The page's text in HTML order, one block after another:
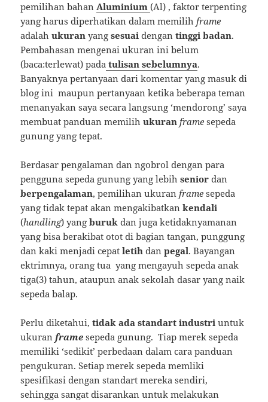
pemilihan bahanAluminium(Al) , faktor terpenting
yang harus diperhatikan dalam memilihframe
adalahukuranyangsesuaidengantinggi badan.
Pembahasan mengenai ukuran ini belum
(baca:terlewat) pada tulisan sebelumnya.
Banyaknya pertanyaan dari komentar yang masuk di
blog ini maupun pertanyaan ketika beberapa teman
menanyakan saya secara langsung ‘mendorong’ saya
membuat panduan memilihukuranframesepeda
gunung yang tepat.
Berdasar pengalaman dan ngobrol dengan para
pengguna sepeda gunung yang lebihseniordan
berpengalaman, pemilihan ukuranframesepeda
yang tidak tepat akan mengakibatkankendali
(handling) yangburukdan juga ketidaknyamanan
yang bisa berakibat otot di bagian tangan, punggung
dan kaki menjadi cepatletihdanpegal. Bayangan
ektrimnya, orang tua yang mengayuh sepeda anak
tiga(3) tahun, ataupun anak sekolah dasar yang naik
sepeda balap.
Perlu diketahui, tidak ada standart industri untuk
ukuranframesepeda gunung. Tiap merek sepeda
memiliki ‘sedikit’ perbedaan dalam cara panduan
pengukuran. Setiap merek sepeda memliki
spesifikasi dengan standart mereka sendiri,
sehingga sangat disarankan untuk melakukan